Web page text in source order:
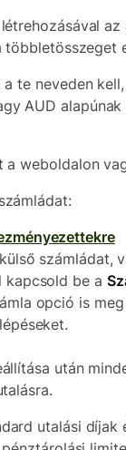
többletösszeget
te neveden
AUD
a weboldalon
számládat,
kapcsold be a
opció is
után
utalási díjak